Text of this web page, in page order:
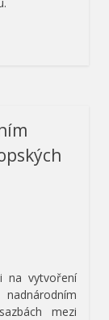
na vytvoření
mezi